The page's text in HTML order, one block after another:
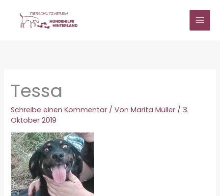
springen
Tessa
Schreibe einen Kommentar / VonMarita Müller / 3.
Oktober 2019